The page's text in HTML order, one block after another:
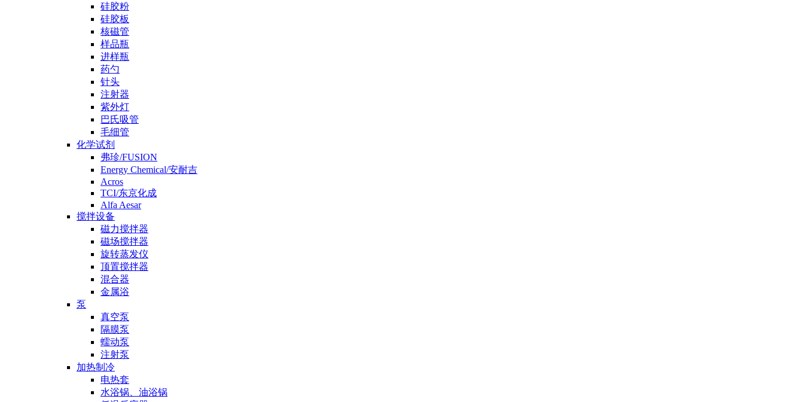
硅胶粉
硅胶板
核磁管
样品瓶
进样瓶
药勺
针头
注射器
紫外灯
巴氏吸管
毛细管
化学试剂
弗珍/FUSION
Energy Chemical/安耐吉
Acros
TCI/东京化成
Alfa Aesar
搅拌设备
磁力搅拌器
磁场搅拌器
旋转蒸发仪
顶置搅拌器
混合器
金属浴
泵
真空泵
隔膜泵
蠕动泵
注射泵
加热制冷
电热套
水浴锅、油浴锅